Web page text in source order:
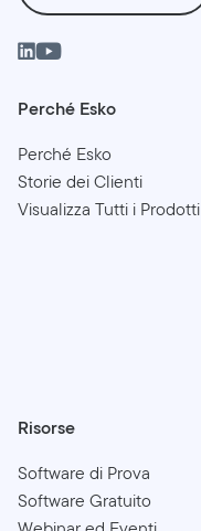
Perché Esko
Perché Esko
Storie dei Clienti
Visualizza Tutti i Prodotti
Risorse
Software di Prova
Software Gratuito